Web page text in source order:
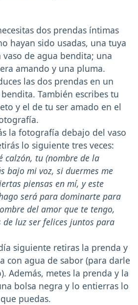
dos prendas íntimas
hayan sido usadas, una tuya
de agua bendita; una
amando y una pluma.
las dos prendas en un
También escribes tu
y el de tu ser amado en el
la fotografía debajo del vaso
lo siguiente tres veces:
calzón, tu (nombre de la
bajo mi voz, si duermes me
piensas en mí, y este
será para dominarte para
del amor que te tengo,
de luz ser felices juntos para
siguiente retiras la prenda y
con agua de sabor (para darle
Además, metes la prenda y la
bolsa negra y lo entierras lo
puedas.